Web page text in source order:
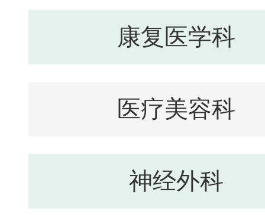
康复医学科
医疗美容科
神经外科